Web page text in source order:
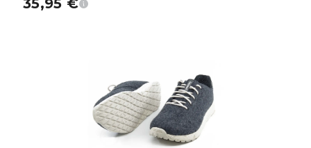
35,95 €